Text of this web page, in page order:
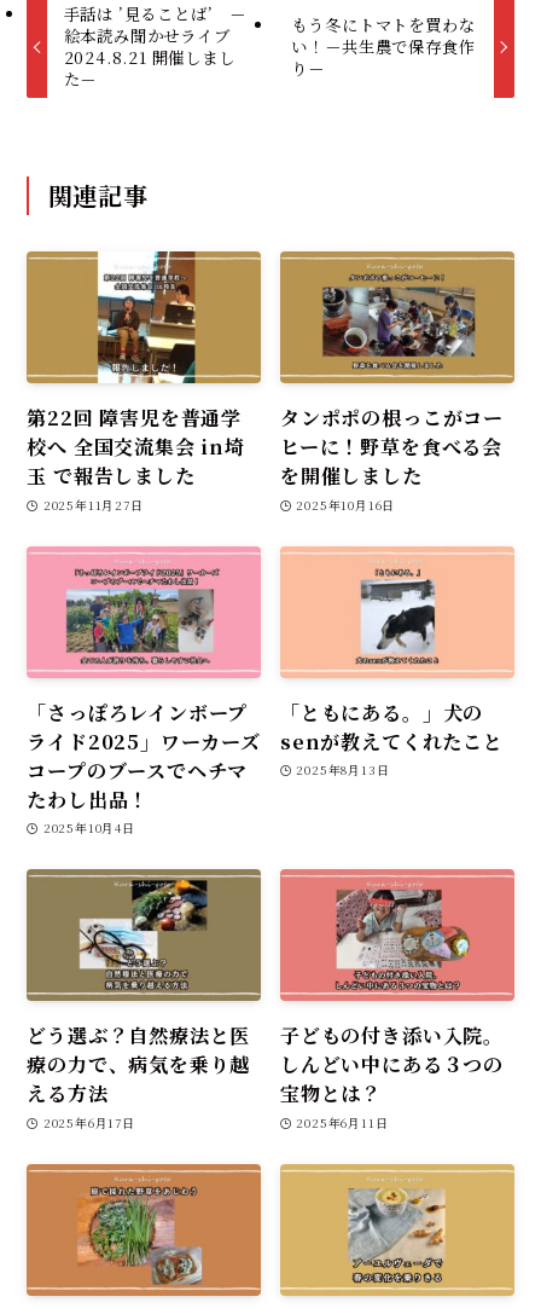
手話は ’見ることば’ －
絵本読み聞かせライブ
2024.8.21 開催しまし
た－
もう冬にトマトを買わな
い！－共生農で保存食作
り－
関連記事
第22回 障害児を普通学
校へ 全国交流集会 in埼
玉 で報告しました
2025年11月27日
タンポポの根っこがコー
ヒーに！野草を食べる会
を開催しました
2025年10月16日
「さっぽろレインボープ
ライド2025」ワーカーズ
コープのブースでヘチマ
たわし出品！
2025年10月4日
「ともにある。」犬の
senが教えてくれたこと
2025年8月13日
どう選ぶ？自然療法と医
療の力で、病気を乗り越
える方法
2025年6月17日
子どもの付き添い入院。
しんどい中にある３つの
宝物とは？
2025年6月11日